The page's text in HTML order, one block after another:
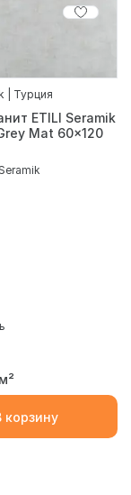
| Турция
ETILI Seramik
Mat 60x120
корзину